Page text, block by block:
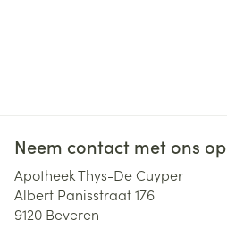
Neem contact met ons op
Apotheek Thys-De Cuyper
Albert Panisstraat 176
9120 Beveren